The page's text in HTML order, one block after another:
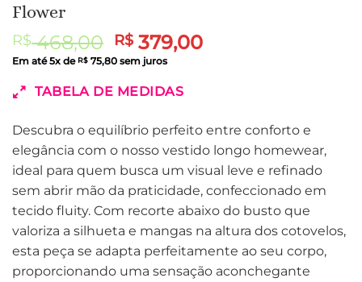
Flower
R$468,00 O
preço
original
era:
R$ 468,00.
R$379,00O
R$ 379,00.
Em até5x de R$ 75,80 sem juros
TABELA DE MEDIDAS
Descubra o equilíbrio perfeito entre conforto e
elegância com o nosso vestido longo homewear,
ideal para quem busca um visual leve e refinado
sem abrir mão da praticidade, confeccionado em
tecido fluity. Com recorte abaixo do busto que
valoriza a silhueta e mangas na altura dos cotovelos,
esta peça se adapta perfeitamente ao seu corpo,
proporcionando uma sensação aconchegante